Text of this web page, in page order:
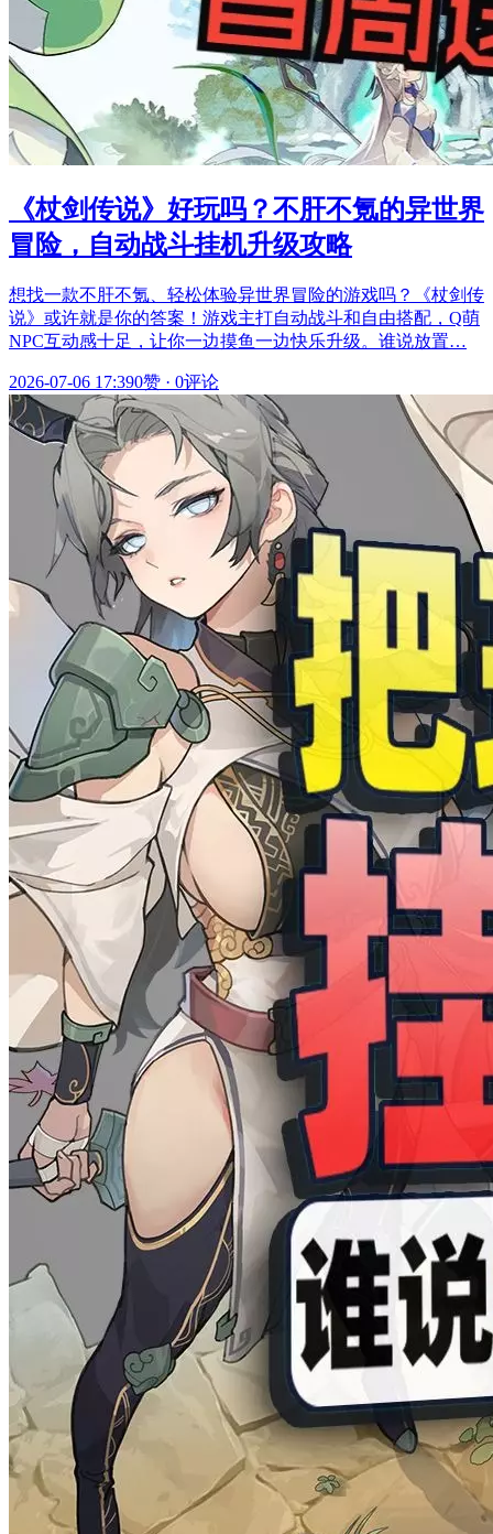
《杖剑传说》好玩吗？不肝不氪的异世界
冒险，自动战斗挂机升级攻略
想找一款不肝不氪、轻松体验异世界冒险的游戏吗？《杖剑传
说》或许就是你的答案！游戏主打自动战斗和自由搭配，Q萌
NPC互动感十足，让你一边摸鱼一边快乐升级。谁说放置…
2026-07-06 17:390赞 · 0评论